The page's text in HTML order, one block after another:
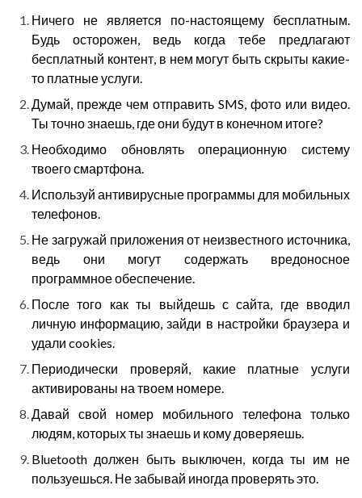
Ничего не является по-настоящему бесплатным.
Будь осторожен, ведь когда тебе предлагают
бесплатный контент, в нем могут быть скрыты какие-
то платные услуги.
Думай, прежде чем отправить SMS, фото или видео.
Ты точно знаешь, где они будут в конечном итоге?
Необходимо обновлять операционную систему
твоего смартфона.
Используй антивирусные программы для мобильных
телефонов.
Не загружай приложения от неизвестного источника,
ведь они могут содержать вредоносное
программное обеспечение.
После того как ты выйдешь с сайта, где вводил
личную информацию, зайди в настройки браузера и
удали cookies.
Периодически проверяй, какие платные услуги
активированы на твоем номере.
Давай свой номер мобильного телефона только
людям, которых ты знаешь и кому доверяешь.
Bluetooth должен быть выключен, когда ты им не
пользуешься. Не забывай иногда проверять это.